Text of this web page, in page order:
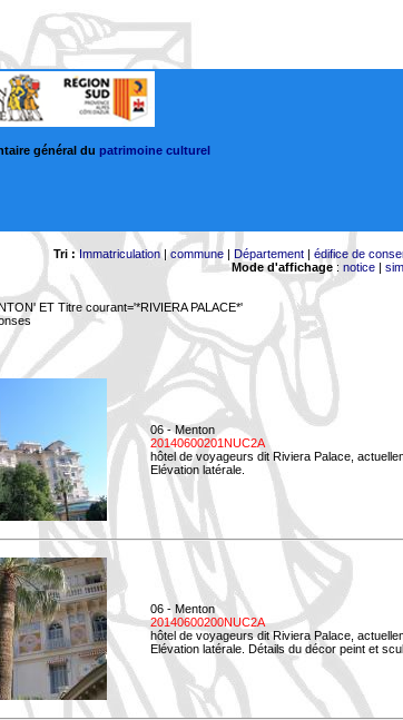
général du patrimoine culturel
Tri : Immatriculation|commune| Département| édifice de
Mode d'affichage: notice|
ET Titre courant='*RIVIERA PALACE*'
06 - Menton
20140600201NUC2A
hôtel de voyageurs dit Riviera Palace,
Elévation latérale.
06 - Menton
20140600200NUC2A
hôtel de voyageurs dit Riviera Palace,
Elévation latérale. Détails du décor peint et